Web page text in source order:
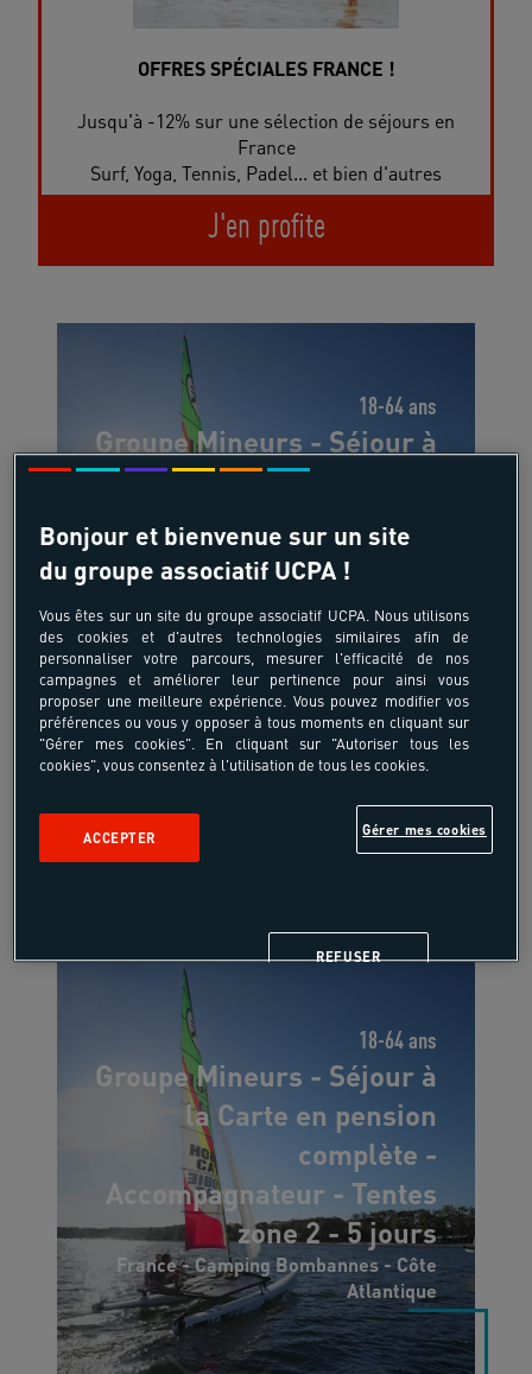
OFFRES SPÉCIALES FRANCE !
Jusqu'à -12% sur une sélection de séjours en
France
Surf, Yoga, Tennis, Padel... et bien d'autres
J'en profite
18-64 ans
Groupe Mineurs - Séjour à
la Carte en pension
complète -
Accompagnateur - Tentes
France - Camping Bombannes - Côte
Atlantique
Préparez votre prochain séjour
18-64 ans
Groupe Mineurs - Séjour à
la Carte en pension
complète -
Accompagnateur - Tentes
zone 2 - 5 jours
France - Camping Bombannes - Côte
Atlantique
Bonjour et bienvenue sur un site
du groupe associatif UCPA !
Vous êtes sur un site du groupe associatif UCPA. Nous utilisons
des cookies et d'autres technologies similaires afin de
personnaliser votre parcours, mesurer l'efficacité de nos
campagnes et améliorer leur pertinence pour ainsi vous
proposer une meilleure expérience. Vous pouvez modifier vos
préférences ou vous y opposer à tous moments en cliquant sur
"Gérer mes cookies". En cliquant sur "Autoriser tous les
cookies", vous consentez à l'utilisation de tous les cookies.
Gérer mes cookies
REFUSER
ACCEPTER